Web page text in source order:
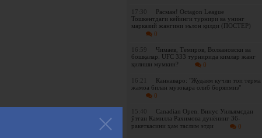
17:30
Расман! Octagon League
Тошкентдаги кейинги турнири ва унинг
марказий жангини эълон қилди (ПОСТЕР)
0
16:59
Чимаев, Темиров, Волкановски ва
бошқалар. UFC 333 турнирида кимлар жанг
қилиши мумкин?
0
16:21
Каннаваро: "Жудаям кучли топ терма
жамоа билан музокара олиб боряпмиз"
0
15:40
Canadian Open. Винус Уильямсдан
ўтган Камилла Рахимова дунёнинг 36-
ракеткасини ҳам таслим этди
0